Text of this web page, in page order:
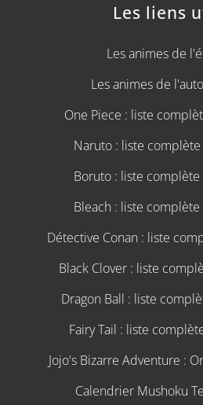
Les liens
Les animes de
Les animes de
One Piece : liste
Naruto : liste
Boruto : liste
Bleach : liste
Détective Conan : liste
Black Clover : liste
Dragon Ball : liste
Fairy Tail : liste
Jojo's Bizarre Adventure :
Calendrier Mushoku